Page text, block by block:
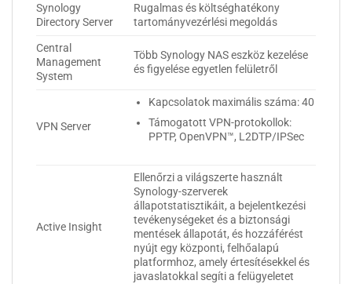
Synology
Directory Server
Rugalmas és költséghatékony
tartományvezérlési megoldás
Central
Management
System
Több Synology NAS eszköz kezelése
és figyelése egyetlen felületről
VPN Server
Kapcsolatok maximális száma: 40
Támogatott VPN-protokollok:
PPTP, OpenVPN™, L2DTP/IPSec
Active Insight
Ellenőrzi a világszerte használt
Synology-szerverek
állapotstatisztikáit, a bejelentkezési
tevékenységeket és a biztonsági
mentések állapotát, és hozzáférést
nyújt egy központi, felhőalapú
platformhoz, amely értesítésekkel és
javaslatokkal segíti a felügyeletet